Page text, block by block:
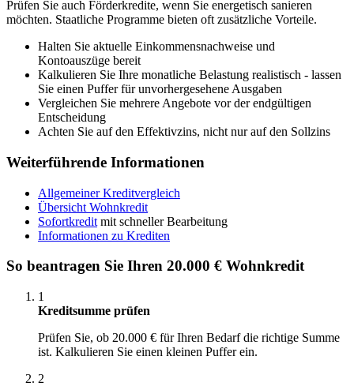
Prüfen Sie auch Förderkredite, wenn Sie energetisch sanieren
möchten. Staatliche Programme bieten oft zusätzliche Vorteile.
Halten Sie aktuelle Einkommensnachweise und
Kontoauszüge bereit
Kalkulieren Sie Ihre monatliche Belastung realistisch - lassen
Sie einen Puffer für unvorhergesehene Ausgaben
Vergleichen Sie mehrere Angebote vor der endgültigen
Entscheidung
Achten Sie auf den Effektivzins, nicht nur auf den Sollzins
Weiterführende Informationen
Allgemeiner Kreditvergleich
Übersicht Wohnkredit
Sofortkredit mit schneller Bearbeitung
Informationen zu Krediten
So beantragen Sie Ihren 20.000 € Wohnkredit
1
Kreditsumme prüfen
Prüfen Sie, ob 20.000 € für Ihren Bedarf die richtige Summe
ist. Kalkulieren Sie einen kleinen Puffer ein.
2